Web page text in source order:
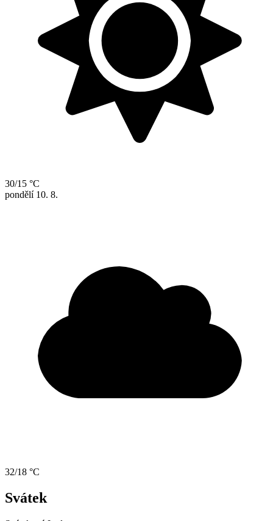
30/15 °C
pondělí 10. 8.
32/18 °C
Svátek